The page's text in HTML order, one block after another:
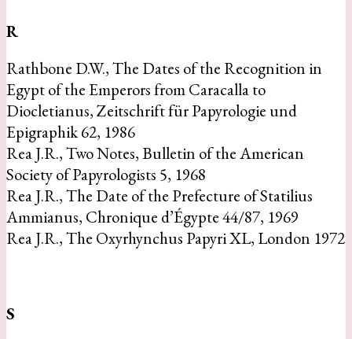
R
Rathbone D.W., The Dates of the Recognition in
Egypt of the Emperors from Caracalla to
Diocletianus, Zeitschrift für Papyrologie und
Epigraphik 62, 1986
Rea J.R., Two Notes, Bulletin of the American
Society of Papyrologists 5, 1968
Rea J.R., The Date of the Prefecture of Statilius
Ammianus, Chronique d’Égypte 44/87, 1969
Rea J.R., The Oxyrhynchus Papyri XL, London 1972
S